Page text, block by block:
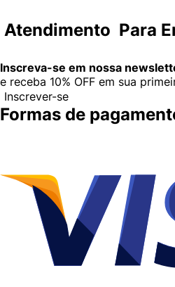
Atendimento Para
Inscreva-se em nossa
e receba 10% OFF em sua
Inscrever-se
Formas de